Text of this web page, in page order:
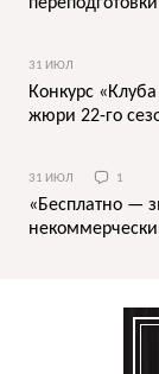
31 ИЮЛ
Конкурс
жюри 22-го
31 ИЮЛ 1
«Бесплатно —